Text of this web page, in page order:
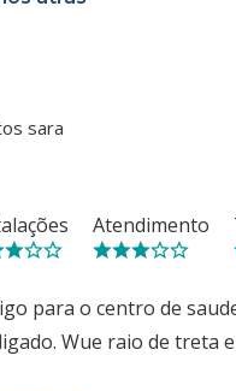
sara
Atendimento
para o centro de
Wue raio de treta e